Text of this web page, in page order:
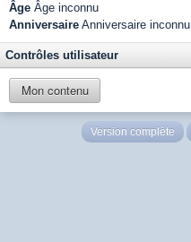
Âge Âge inconnu
Anniversaire Anniversaire inconnu
Contrôles utilisateur
Mon contenu
Version complète